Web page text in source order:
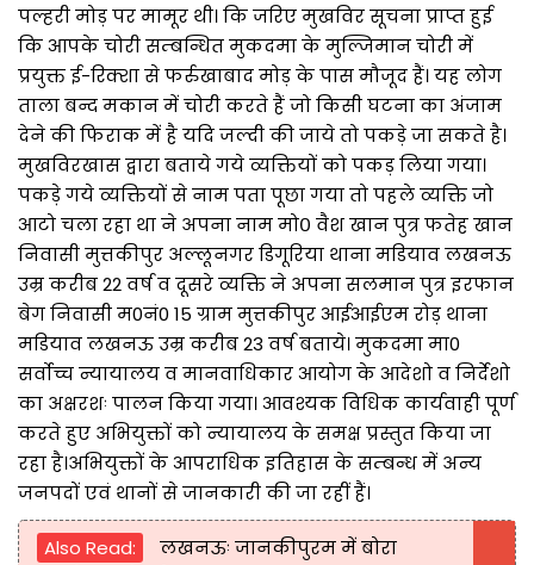
पल्हरी मोड़ पर मामूर थी। कि जरिए मुखविर सूचना प्राप्त हुई
कि आपके चोरी सम्बन्धित मुकदमा के मुल्जिमान चोरी में
प्रयुक्त ई-रिक्शा से फर्रुखाबाद मोड़ के पास मौजूद हैं। यह लोग
ताला बन्द मकान में चोरी करते हैं जो किसी घटना का अंजाम
देने की फिराक में है यदि जल्दी की जाये तो पकड़े जा सकते है।
मुखविरखास द्वारा बताये गये व्यक्तियों को पकड़ लिया गया।
पकड़े गये व्यक्तियों से नाम पता पूछा गया तो पहले व्यक्ति जो
आटो चला रहा था ने अपना नाम मो० वैश खान पुत्र फतेह खान
निवासी मुत्तकीपुर अल्लूनगर डिगूरिया थाना मडियाव लखनऊ
उम्र करीब 22 वर्ष व दूसरे व्यक्ति ने अपना सलमान पुत्र इरफान
बेग निवासी म0नं0 15 ग्राम मुत्तकीपुर आईआईएम रोड़ थाना
मडियाव लखनऊ उम्र करीब 23 वर्ष बताये। मुकदमा मा0
सर्वोच्च न्यायालय व मानवाधिकार आयोग के आदेशो व निर्देशो
का अक्षरशः पालन किया गया। आवश्यक विधिक कार्यवाही पूर्ण
करते हुए अभियुक्तों को न्यायालय के समक्ष प्रस्तुत किया जा
रहा है।अभियुक्तों के आपराधिक इतिहास के सम्बन्ध में अन्य
जनपदों एवं थानों से जानकारी की जा रहीं हैं।
Also Read:
लखनऊः जानकीपुरम में बोरा